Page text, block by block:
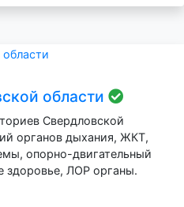
области
Свердловской
органов дыхания, ЖКТ,
опорно-двигательный
здоровье, ЛОР органы.